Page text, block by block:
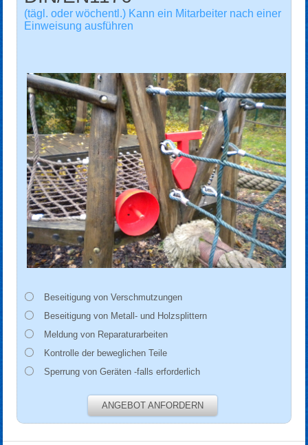
(tägl. oder wöchentl.) Kann ein Mitarbeiter nach einer
Einweisung ausführen
Beseitigung von Verschmutzungen
Beseitigung von Metall- und Holzsplittern
Meldung von Reparaturarbeiten
Kontrolle der beweglichen Teile
Sperrung von Geräten -falls erforderlich
ANGEBOT ANFORDERN